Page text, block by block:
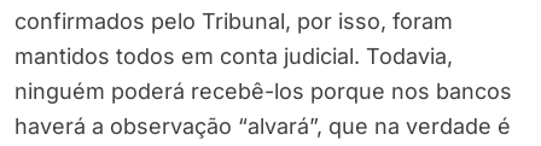
confirmados pelo Tribunal, por isso, foram
mantidos todos em conta judicial. Todavia,
ninguém poderá recebê-los porque nos bancos
haverá a observação “alvará”, que na verdade é